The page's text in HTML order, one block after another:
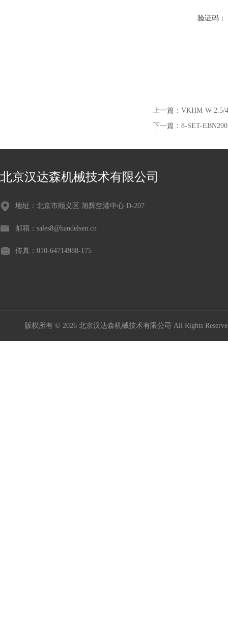
验证码：
上一篇： VKHM-W-2.5/
下一篇： 8-SET-
北京汉达森机械技术有限公司
地址：北京市顺义区 旭辉空港中心 D-207
邮箱：sales8@handelsen.cn
传真：010-64714988-175
版权所有 © 2026 北京汉达森机械技术有限公司 All Rights